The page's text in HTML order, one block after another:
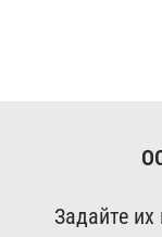
Задайте